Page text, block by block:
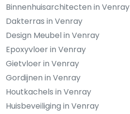
Binnenhuisarchitecten in Venray
Dakterras in Venray
Design Meubel in Venray
Epoxyvloer in Venray
Gietvloer in Venray
Gordijnen in Venray
Houtkachels in Venray
Huisbeveiliging in Venray